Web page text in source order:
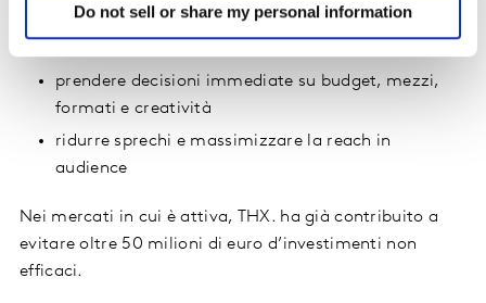
Do not sell or share my personal information
campagne
prendere decisioni immediate su budget, mezzi,
formati e creatività
ridurre sprechi e massimizzare la reach in
audience
Nei mercati in cui è attiva, THX. ha già contribuito a
evitare oltre 50 milioni di euro d’investimenti non
efficaci.